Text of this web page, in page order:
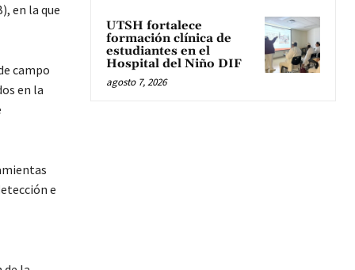
en la que
campo
en la
e
UTSH fortalece
formación clínica de
estudiantes en el
Hospital del Niño DIF
agosto 7, 2026